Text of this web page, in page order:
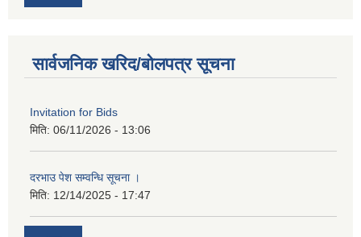
सार्वजनिक खरिद/बोलपत्र सूचना
Invitation for Bids
मिति: 06/11/2026 - 13:06
दरभाउ पेश सम्वन्धि सूचना ।
मिति: 12/14/2025 - 17:47